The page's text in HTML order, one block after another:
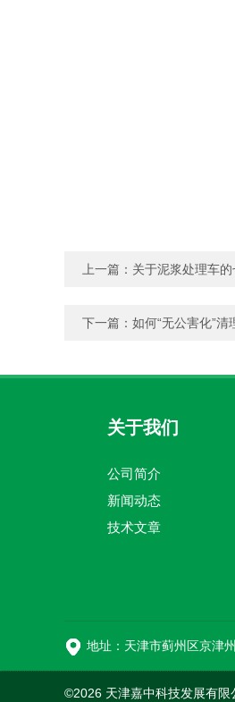
上一篇： 关于泥浆处理车
下一篇： 如何“无公害化”清
关于我们
公司简介
新闻动态
技术文章
地址：天津市蓟州区京津
©2026 天津嘉中科技发展有限